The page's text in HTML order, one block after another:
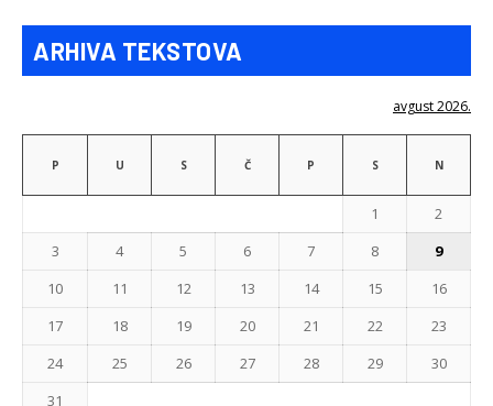
ARHIVA TEKSTOVA
avgust 2026.
P U S Č P S N
1
2
3
4 5 6 7 8
9
10
11 12 13 14 15
16
17
18 19 20 21 22
23
24
25 26 27 28 29
30
31